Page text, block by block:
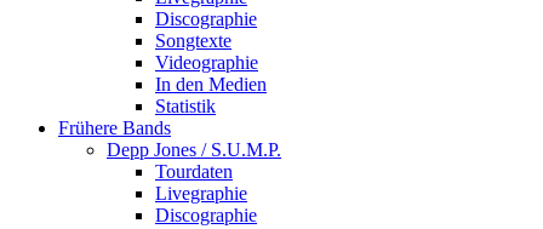
Discographie
Songtexte
Videographie
In den Medien
Statistik
Frühere Bands
Depp Jones / S.U.M.P.
Tourdaten
Livegraphie
Discographie